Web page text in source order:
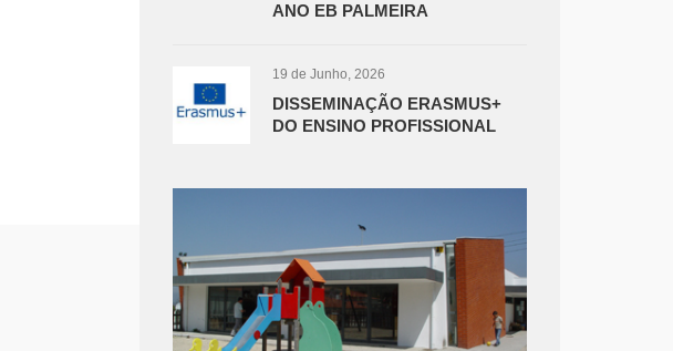
ANO EB PALMEIRA
19 de Junho, 2026
DISSEMINAÇÃO ERASMUS+
DO ENSINO PROFISSIONAL